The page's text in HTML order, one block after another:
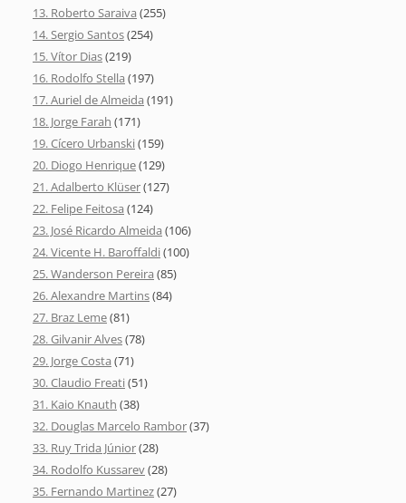
13. Roberto Saraiva (255)
14. Sergio Santos(254)
15. Vítor Dias(219)
16. Rodolfo Stella (197)
17. Auriel de Almeida (191)
18. Jorge Farah (171)
19. Cícero Urbanski(159)
20. Diogo Henrique(129)
21. Adalberto Klüser(127)
22. Felipe Feitosa (124)
23. José Ricardo Almeida (106)
24. Vicente H. Baroffaldi(100)
25. Wanderson Pereira (85)
26. Alexandre Martins(84)
27. Braz Leme(81)
28. Gilvanir Alves(78)
29. Jorge Costa (71)
30. Claudio Freati(51)
31. Kaio Knauth (38)
32. Douglas Marcelo Rambor(37)
33. Ruy Trida Júnior(28)
34. Rodolfo Kussarev(28)
35. Fernando Martinez(27)